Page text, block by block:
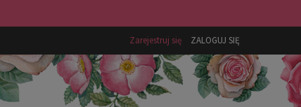
Zarejestruj się ZALOGUJ SIĘ